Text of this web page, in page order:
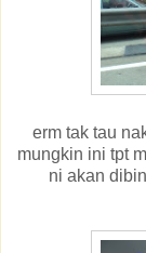
erm tak tau
mungkin ini tpt
ni akan